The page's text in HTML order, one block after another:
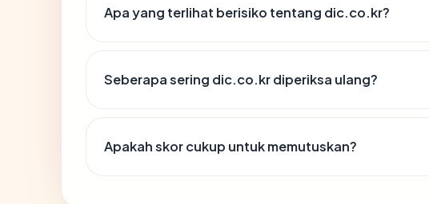
Apa yang terlihat berisiko tentang dic.co.kr?
Seberapa sering dic.co.kr diperiksa ulang?
Apakah skor cukup untuk memutuskan?